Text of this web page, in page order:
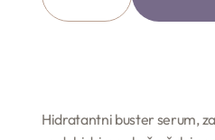
Hidratantni buster serum,